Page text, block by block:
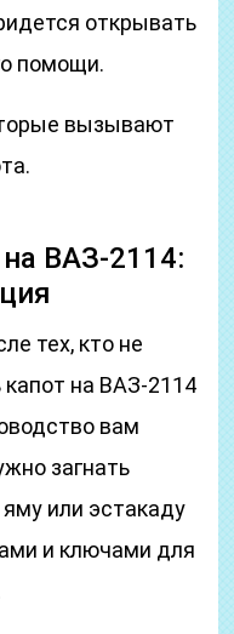
открывать
помощи.
вызывают
ВАЗ-2114:
тех, кто не
капот на ВАЗ-2114
вам
загнать
или эстакаду
и ключами для